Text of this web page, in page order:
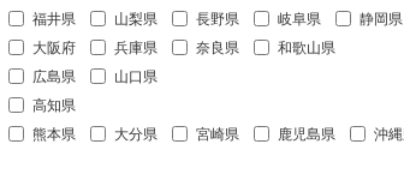
福井県 山梨県 長野県 岐阜県 静岡県
大阪府 兵庫県 奈良県
和歌山県
広島県
山口県
高知県
熊本県 大分県 宮崎県 鹿児島県
沖